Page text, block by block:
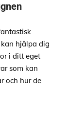
hjälpa dig
i ditt eget
som kan
och hur de